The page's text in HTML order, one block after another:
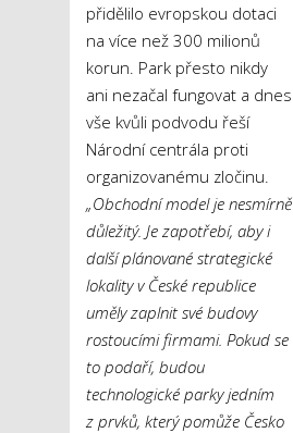
přidělilo evropskou dotaci
na více než 300 milionů
korun. Park přesto nikdy
ani nezačal fungovat a dnes
vše kvůli podvodu řeší
Národní centrála proti
organizovanému zločinu.
„Obchodní model je nesmírně
důležitý. Je zapotřebí, aby i
další plánované strategické
lokality v České republice
uměly zaplnit své budovy
rostoucími firmami. Pokud se
to podaří, budou
technologické parky jedním
z prvků, který pomůže Česko